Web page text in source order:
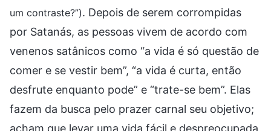
um contraste?”). Depois de serem corrompidas
por Satanás, as pessoas vivem de acordo com
venenos satânicos como “a vida é só questão de
comer e se vestir bem”, “a vida é curta, então
desfrute enquanto pode” e “trate-se bem”. Elas
fazem da busca pelo prazer carnal seu objetivo;
acham que levar uma vida fácil e despreocupada